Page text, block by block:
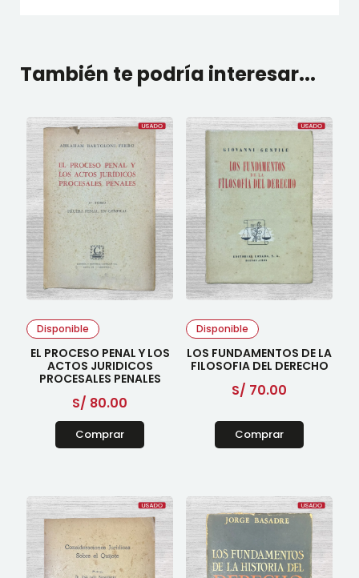
También te podría interesar...
Disponible
EL PROCESO PENAL Y LOS
ACTOS JURIDICOS
PROCESALES PENALES
S/ 80.00
Comprar
Disponible
LOS FUNDAMENTOS DE LA
FILOSOFIA DEL DERECHO
S/ 70.00
Comprar